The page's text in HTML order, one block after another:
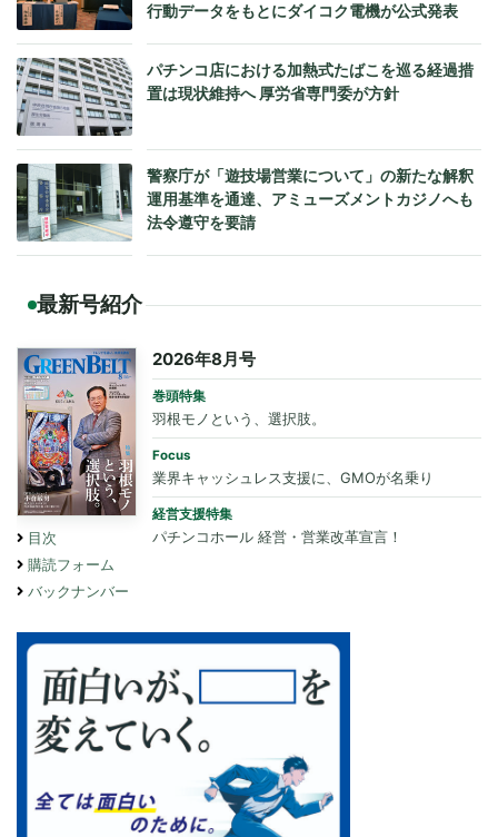
行動データをもとにダイコク電機が公式発表
パチンコ店における加熱式たばこを巡る経過措
置は現状維持へ 厚労省専門委が方針
警察庁が「遊技場営業について」の新たな解釈
運用基準を通達、アミューズメントカジノへも
法令遵守を要請
最新号紹介
目次
購読フォーム
バックナンバー
2026年8月号
巻頭特集
羽根モノという、選択肢。
Focus
業界キャッシュレス支援に、GMOが名乗り
経営支援特集
パチンコホール 経営・営業改革宣言！